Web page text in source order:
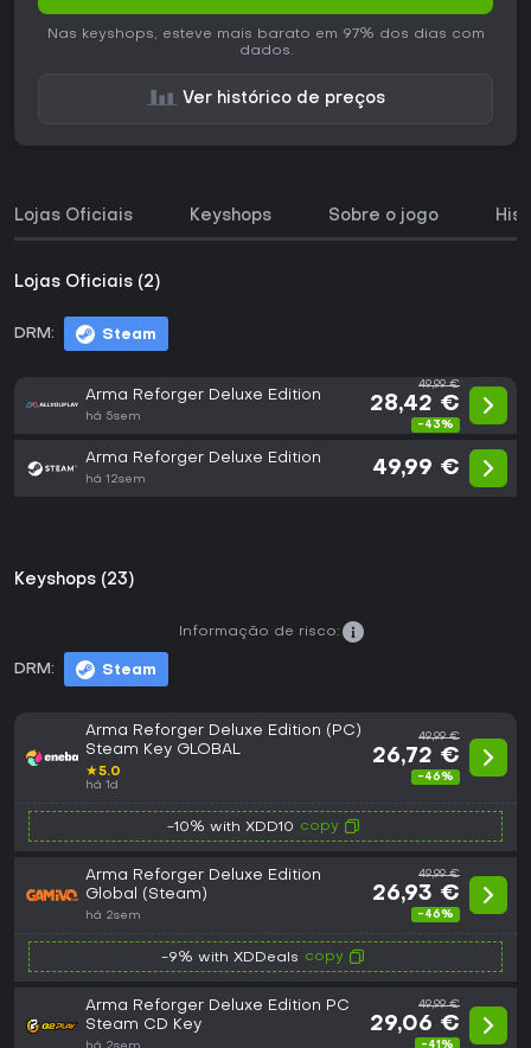
Nas keyshops, esteve mais barato em 97% dos dias com
dados.
Ver histórico de preços
Lojas Oficiais Keyshops Sobre o jogo
Lojas Oficiais (2)
DRM: Steam
Arma Reforger Deluxe Edition
há 5sem
49,99 €
28,42 €
-43%
Arma Reforger Deluxe Edition
há 12sem
49,99 €
Keyshops (23)
DRM: Steam
Informação de risco:
Arma Reforger Deluxe Edition (PC)
Steam Key GLOBAL
★5.0
há 1d
49,99 €
26,72 €
-46%
-10% with XDD10 copy
Arma Reforger Deluxe Edition
Global (Steam)
há 2sem
49,99 €
26,93 €
-46%
-9% with XDDeals copy
Arma Reforger Deluxe Edition PC
Steam CD Key
49,99 €
29,06 €
-41%